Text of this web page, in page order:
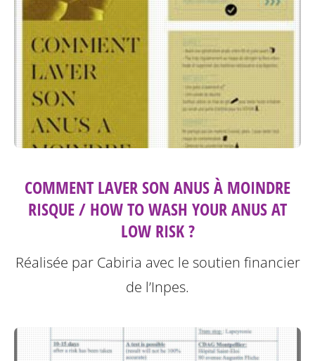
COMMENT LAVER SON ANUS À MOINDRE
RISQUE / HOW TO WASH YOUR ANUS AT
LOW RISK ?
Réalisée par Cabiria avec le soutien financier
de l’Inpes.